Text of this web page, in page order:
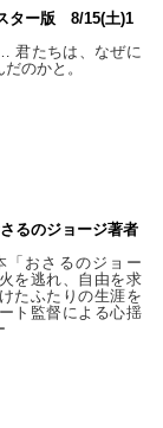
ター版 8/15(土)1
君たちは、なぜに
のかと。
るのジョージ著者
「おさるのジョー
を逃れ、自由を求
たふたりの生涯を
ト監督による心揺